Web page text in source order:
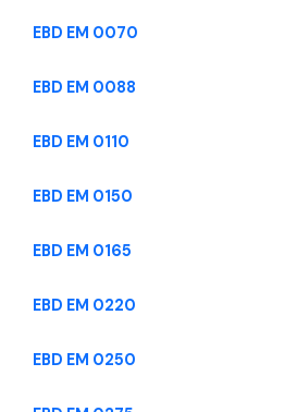
EBD EM 0070
EBD EM 0088
EBD EM 0110
EBD EM 0150
EBD EM 0165
EBD EM 0220
EBD EM 0250